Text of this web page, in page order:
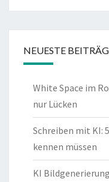
NEUESTE
White Space im
nur Lücken
Schreiben mit KI:
kennen müssen
KI